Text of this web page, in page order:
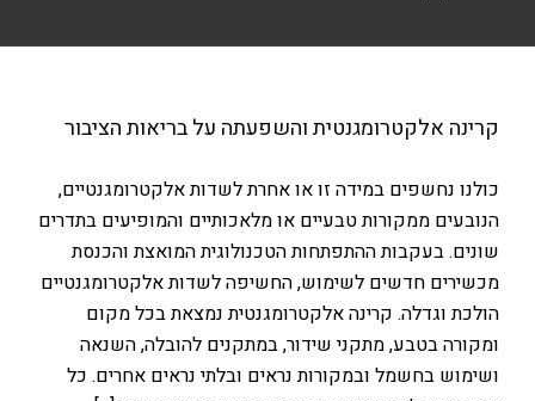
קרינה אלקטרומגנטית והשפעתה על בריאות הציבור
כולנו נחשפים במידה זו או אחרת לשדות אלקטרומגנטיים,
הנובעים ממקורות טבעיים או מלאכותיים והמופיעים בתדרים
שונים. בעקבות ההתפתחות הטכנולוגית המואצת והכנסת
מכשירים חדשים לשימוש, החשיפה לשדות אלקטרומגנטיים
הולכת וגדלה. קרינה אלקטרומגנטית נמצאת בכל מקום
ומקורה בטבע, מתקני שידור, במתקנים להובלה, השנאה
ושימוש בחשמל ובמקורות נראים ובלתי נראים אחרים. כל